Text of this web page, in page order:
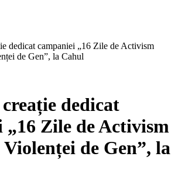
dedicat campaniei „16 Zile de Activism
de Gen”, la Cahul
dedicat
„16 Zile de Activism
de Gen”, la